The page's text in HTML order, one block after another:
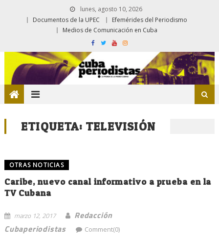
lunes, agosto 10, 2026
Documentos de la UPEC
Efemérides del Periodismo
Medios de Comunicación en Cuba
ETIQUETA: TELEVISIÓN
OTRAS NOTICIAS
Caribe, nuevo canal informativo a prueba en la
TV Cubana
marzo 12, 2017
Redacción
Cubaperiodistas
Comment(0)